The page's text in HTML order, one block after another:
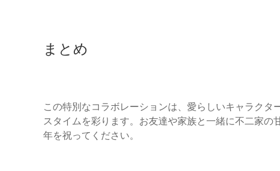
まとめ
この特別なコラボレーションは、愛らしいキャラク
スタイムを彩ります。お友達や家族と一緒に不二家
年を祝ってください。